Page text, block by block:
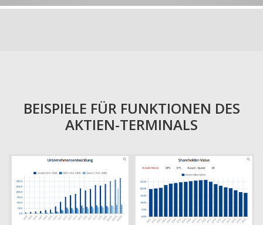
BEISPIELE FÜR FUNKTIONEN DES
AKTIEN-TERMINALS